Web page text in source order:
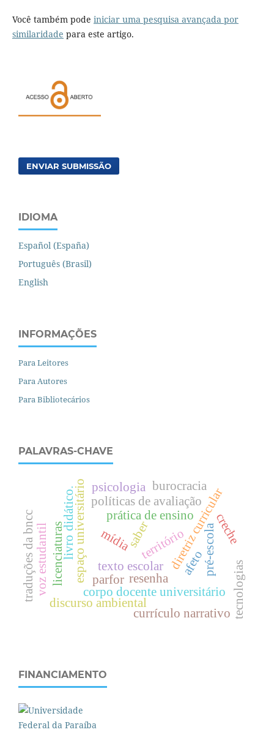
Você também pode iniciar uma pesquisa avançada por
similaridade para este artigo.
ENVIAR SUBMISSÃO
IDIOMA
Español (España)
Português (Brasil)
English
INFORMAÇÕES
Para Leitores
Para Autores
Para Bibliotecários
PALAVRAS-CHAVE
resenha
territóriodiretriz curricular
prática de ensino
texto escolar
políticas de avaliação
espaço universitário saber
corpo docente universitário
discurso ambiental
mídia
livro didático.
licenciaturas parfor
voz estudantil pré-escolacreche
psicologia
traduções da bncc tecnologias
currículo narrativo
afeto
burocracia
FINANCIAMENTO